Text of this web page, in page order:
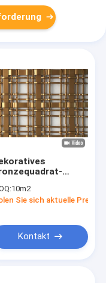
Building Facade
10m2
Sie sich aktuelle Preis
Kontakt